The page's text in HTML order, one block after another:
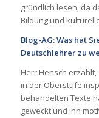
gründlich lesen, da
Bildung und
Blog-AG: Was hat
Deutschlehrer zu
Herr Hensch
in der Oberstufe
behandelten Texte
geweckt und ihn